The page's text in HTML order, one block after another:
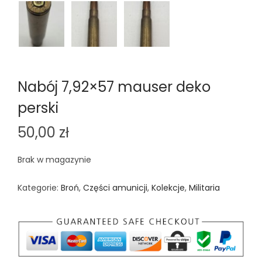
Nabój 7,92×57 mauser deko
perski
50,00 zł
Brak w magazynie
Kategorie: Broń, Części amunicji, Kolekcje, Militaria